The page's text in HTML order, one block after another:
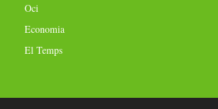
Oci
Economia
El Temps